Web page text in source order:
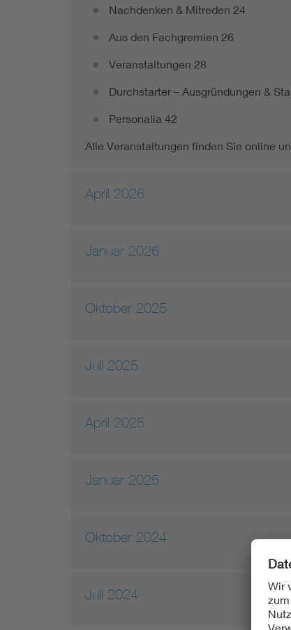
Nachdenken & Mitreden 24
Aus den Fachgremien 26
Veranstaltungen 28
Durchstarter – Ausgründungen &
Personalia 42
Alle Veranstaltungen finden Sie online
April 2026
Januar 2026
Oktober 2025
Juli 2025
April 2025
Januar 2025
Oktober 2024
Juli 2024